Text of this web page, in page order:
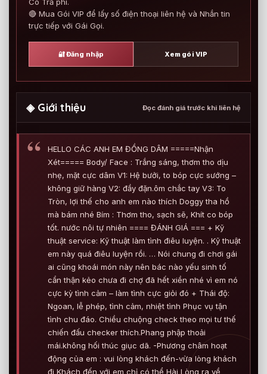
🔴 Mua Gói VIP để lấy số điện thoại liên hệ và Nhắn tin
trực tiếp với Gái Gọi.
🔐 Đăng nhập Xem gói VIP
◈ Giới thiệu Đọc đánh giá trước khi liên hệ
HELLO CÁC ANH EM ĐỒNG DÂM =====Nhận
Xét===== Body/ Face : Trắng sáng, thơm tho dịu
nhẹ, mặt cực dâm V1: Hệ bưởi, to bóp cực sướng –
không giữ hàng V2: đầy đặn.ôm chắc tay V3: To
Tròn, lợi thế cho anh em nào thích Doggy tha hồ
mà bám nhé Bím : Thơm tho, sạch sẽ, Khít co bóp
tốt. nước nôi tự nhiên ==== ĐÁNH GIÁ === + Kỹ
thuật service: Kỹ thuật làm tình điêu luyện. . Kỹ thuật
em này quá điêu luyện rồi. … Nói chung đi chơi gái
ai cũng khoái món này nên bác nào yếu sinh tố
cẩn thận kẻo chưa đi chợ đã hết xiền nhé vì em nó
cực kỳ tình cảm – làm tình cực giỏi đó + Thái độ:
Ngoan, lễ phép, tình cảm, nhiệt tình Phục vụ tận
tình chu đáo. Chiều chuộng check theo mọi tư thế
chiến đấu checker thích.Phang phập thoải
mái.không hối thúc giục dã. -Phương châm hoạt
động của em : vui lòng khách đến-vừa lòng khách
đi Khách đến với em chỉ có thể Hài Lòng ra về